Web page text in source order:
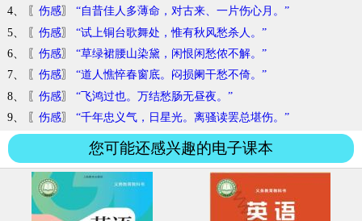
4、 〖 伤感〗 “自昔佳人多薄命，对古来、一片伤心月。”
5、 〖 伤感〗 “试上铜台歌舞处，惟有秋风愁杀人。”
6、 〖 伤感〗 “草绿裙腰山染黛，闲恨闲愁侬不解。”
7、 〖 伤感〗 “道人憔悴春窗底。闷损阑干愁不倚。”
8、 〖 伤感〗 “飞鸿过也。万结愁肠无昼夜。”
9、 〖 伤感〗 “千年忠义气，日星光。离骚读罢总堪伤。”
您可能还感兴趣的电子课本